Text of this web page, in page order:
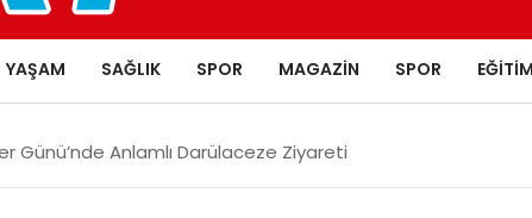
YAŞAM SAĞLIK SPOR MAGAZIN SPOR EĞITIM
Günü’nde Anlamlı Darülaceze Ziyareti